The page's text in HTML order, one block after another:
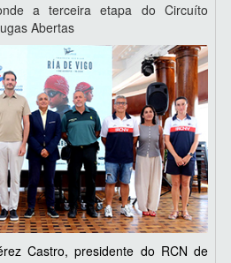
a terceira etapa do Circuíto
Abertas
Castro, presidente do RCN de